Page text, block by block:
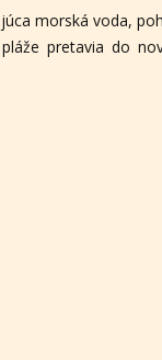
morská voda,
pretavia do